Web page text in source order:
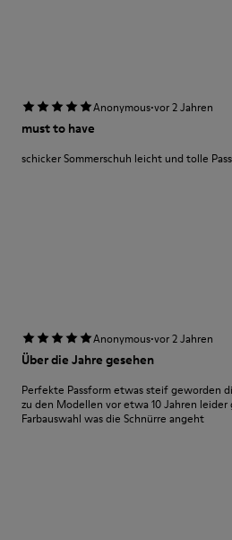
Anonymous·vor 2 Jahren
must to have
schicker Sommerschuh leicht und tolle
Anonymous·vor 2 Jahren
Über die Jahre gesehen
Perfekte Passform etwas steif geworden
zu den Modellen vor etwa 10 Jahren
Farbauswahl was die Schnürre angeht